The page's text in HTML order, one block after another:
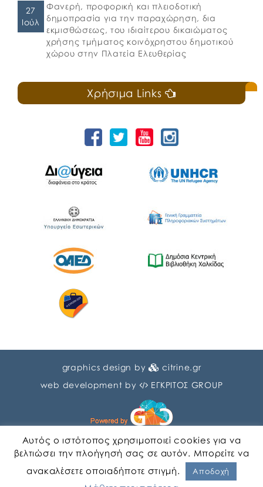
27
Ιούλ
Φανερή, προφορική και πλειοδοτική
δημοπρασία για την παραχώρηση, δια
εκμισθώσεως, του ιδιαίτερου δικαιώματος
χρήσης τμήματος κοινόχρηστου δημοτικού
χώρου στην Πλατεία Ελευθερίας
Χρήσιμα Links
graphics design by
citrine.gr
web development by
ΕΓΚΡΙΤΟΣ GROUP
Αυτός ο ιστότοπος χρησιμοποιεί cookies για να
βελτιώσει την πλοήγησή σας σε αυτόν. Μπορείτε να
ανακαλέσετε οποιαδήποτε στιγμή.
Αποδοχή
Αγγλικα Ελληνικα